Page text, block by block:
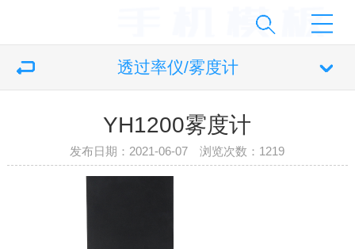
透过率仪/雾度计
YH1200雾度计
发布日期：2021-06-07 浏览次数： 1219